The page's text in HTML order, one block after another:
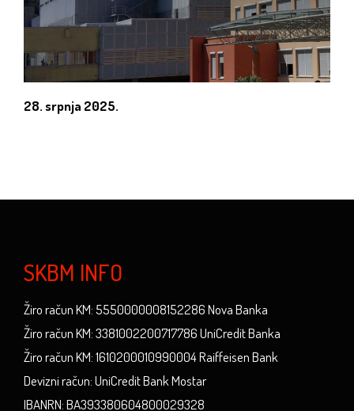
28. srpnja 2025.
SKBM INFO
Žiro račun KM: 5550000008152286 Nova Banka
Žiro račun KM: 3381002200717786 UniCredit Banka
Žiro račun KM: 1610200010990004 Raiffeisen Bank
Devizni račun: UniCredit Bank Mostar
IBANRN: BA393380604800029328